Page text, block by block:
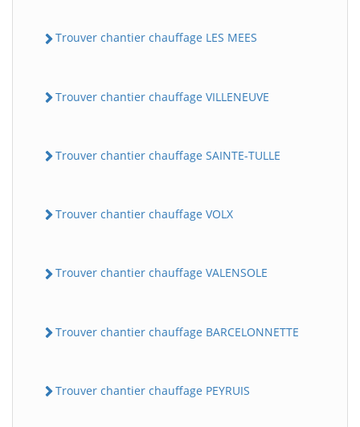
Trouver chantier chauffage LES MEES
Trouver chantier chauffage VILLENEUVE
Trouver chantier chauffage SAINTE-TULLE
Trouver chantier chauffage VOLX
Trouver chantier chauffage VALENSOLE
Trouver chantier chauffage BARCELONNETTE
Trouver chantier chauffage PEYRUIS